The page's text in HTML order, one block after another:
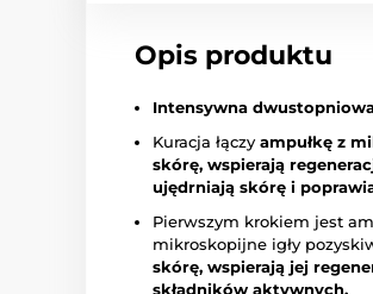
Opis produktu
Intensywna
Kuracja łączy ampułkę z
skórę, wspierają
ujędrniają skórę i
Pierwszym krokiem jest
mikroskopijne igły
skórę, wspierają jej
składników aktywnych.